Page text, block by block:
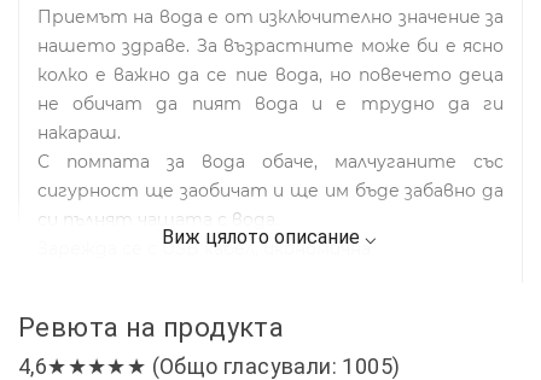
Приемът на вода е от изключително значение за
нашето здраве. За възрастните може би е ясно
колко е важно да се пие вода, но повечето деца
не обичат да пият вода и е трудно да ги
накараш.
С помпата за вода обаче, малчуганите със
сигурност ще заобичат и ще им бъде забавно да
си пълнят чашата с вода.
Зарежда се с USB кабел, икономична
Ревюта на продукта
4,6★★★★★ (Общо гласували: 1005)